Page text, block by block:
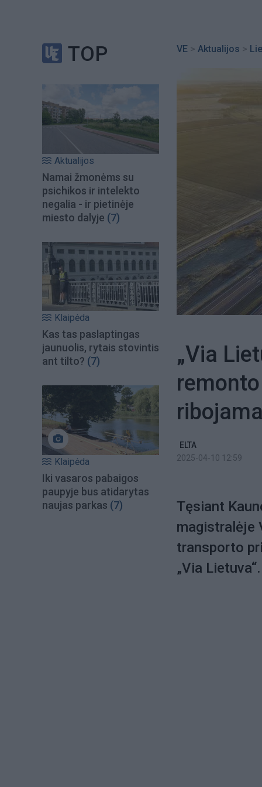
TOP
Aktualijos
Namai žmonėms su
psichikos ir intelekto
negalia - ir pietinėje
miesto dalyje (7)
Klaipėda
Kas tas paslaptingas
jaunuolis, rytais stovintis
ant tilto? (7)
Klaipėda
Iki vasaros pabaigos
paupyje bus atidarytas
naujas parkas (7)
VE > Aktualijos >
„Via
ELTA
2025-04-10 12:59
Tęsiant
magistralėje
transporto
„Via Lietuva“.